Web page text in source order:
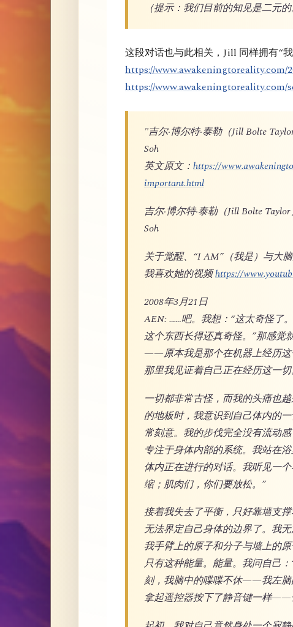
（提示：我们目前的知见是二元
这段对话也与此相关，Jill 同样拥有“
https://
https://www.awakeningtoreality.com/
"吉尔·博尔特·泰勒（Jill Bolte
Soh
英文原文： https://
important.html
吉尔·博尔特·泰勒（Jill Bolte
Soh
关于觉醒、“I AM”（我是）与大
我喜欢她的视频https://
2008年3月21日
AEN: ……吧。我想：“这太奇怪了
这个东西长得还真奇怪。”那感觉
——原本我是那个在机器上经历
那里我见证着自己正在经历这一切
一切都非常古怪，而我的头痛也
的地板时，我意识到自己体内的
常刻意。我的步伐完全没有流动
专注于身体内部的系统。我站在
体内正在进行的对话。我听见一
缩；肌肉们，你们要放松。”
接着我失去了平衡，只好靠墙支
无法界定自己身体的边界了。我
我手臂上的原子和分子与墙上的
只有这种能量。能量。我问自己
刻，我脑中的喋喋不休——我左
拿起遥控器按下了静音键一样——